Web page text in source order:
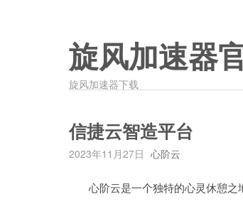
旋风加速器
旋风加速器下载
信捷云智造平台
2023年11月27日 心阶云
心阶云是一个独特的心灵休憩之